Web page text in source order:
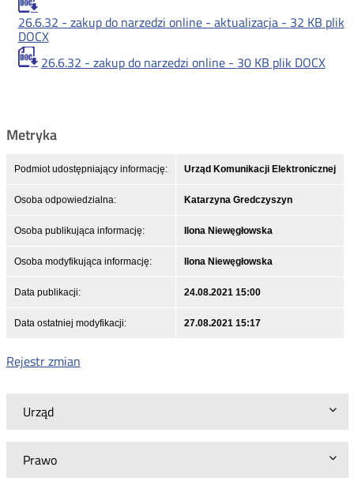
Urząd
Prawo
26.6.32 - zakup do narzedzi online - aktualizacja - 32 KB plik
DOCX
26.6.32 - zakup do narzedzi online - 30 KB plik DOCX
Metryka
Podmiot udostępniający informację: Urząd Komunikacji Elektronicznej
Osoba odpowiedzialna: Katarzyna Gredczyszyn
Osoba publikująca informację: Ilona Niewęgłowska
Osoba modyfikująca informację: Ilona Niewęgłowska
Data publikacji: 24.08.2021 15:00
Data ostatniej modyfikacji: 27.08.2021 15:17
Rejestr zmian